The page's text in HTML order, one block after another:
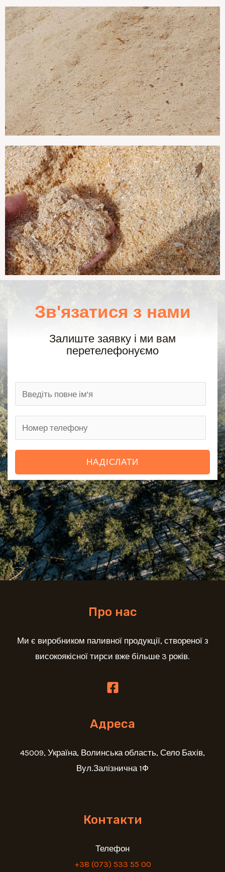
Зв'язатися з нами
Залиште заявку і ми вам
перетелефонуємо
НАДІСЛАТИ
Про нас
Ми є виробником паливної продукції, створеної з
високоякісної тирси вже більше 3 років.
Адреса
45009, Україна, Волинська область, Село Бахів,
Вул.Залізнична 1Ф
Контакти
Телефон
+38 (073) 533 55 00